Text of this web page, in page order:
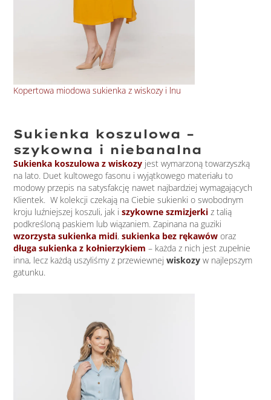
Kopertowa miodowa sukienka z wiskozy i lnu
Sukienka koszulowa –
szykowna i niebanalna
Sukienka koszulowa z wiskozy jest wymarzoną towarzyszką
na lato. Duet kultowego fasonu i wyjątkowego materiału to
modowy przepis na satysfakcję nawet najbardziej wymagających
Klientek. W kolekcji czekają na Ciebie sukienki o swobodnym
kroju luźniejszej koszuli, jak iszykowne szmizjerki z talią
podkreśloną paskiem lub wiązaniem. Zapinana na guziki
wzorzysta sukienka midi,sukienka bez rękawów oraz
długa sukienka z kołnierzykiem – każda z nich jest zupełnie
inna, lecz każdą uszyliśmy z przewiewnejwiskozyw najlepszym
gatunku.